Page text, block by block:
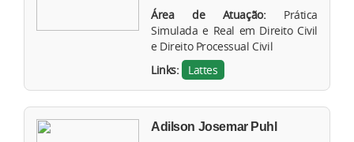
Área de Atuação:
Prática
Simulada e Real em Direito Civil
e Direito Processual Civil
Links:
Lattes
Adilson Josemar Puhl